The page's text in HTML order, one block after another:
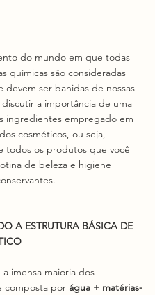
do mundo em que todas
químicas são consideradas
devem ser banidas de nossas
discutir a importância de uma
ingredientes empregado em
cosméticos, ou seja,
todos os produtos que você
de beleza e higiene
A ESTRUTURA BÁSICA DE
a imensa maioria dos
composta por água + matérias-